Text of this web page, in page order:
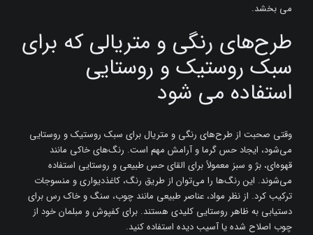
می بخشد.
طرح‌های رنگی و متریالی که برای
سبک روستیک و روستایی
استفاده می شود
وقتی صحبت از طرح‌های رنگی و متریال برای سبک روستیک و روستایی
می‌شود، ایجاد حس گرما و آرامش مهم است. رنگ‌های خاکی مانند
قهوه‌ای، بژ و سبز معمولاً برای القای حس طبیعی و روستایی استفاده
می‌شوند. این رنگ‌ها را می‌توان از طریق رنگ، کاغذدیواری و منسوجات
ترکیب کرد. از نظر مواد، عناصر طبیعی مانند چوب، سنگ و خاک رس برای
دستیابی به ظاهر روستایی کلیدی هستند. برای کفپوش و مبلمان خود از
چوب اصلاح شده یا آسیب دیده استفاده کنید.